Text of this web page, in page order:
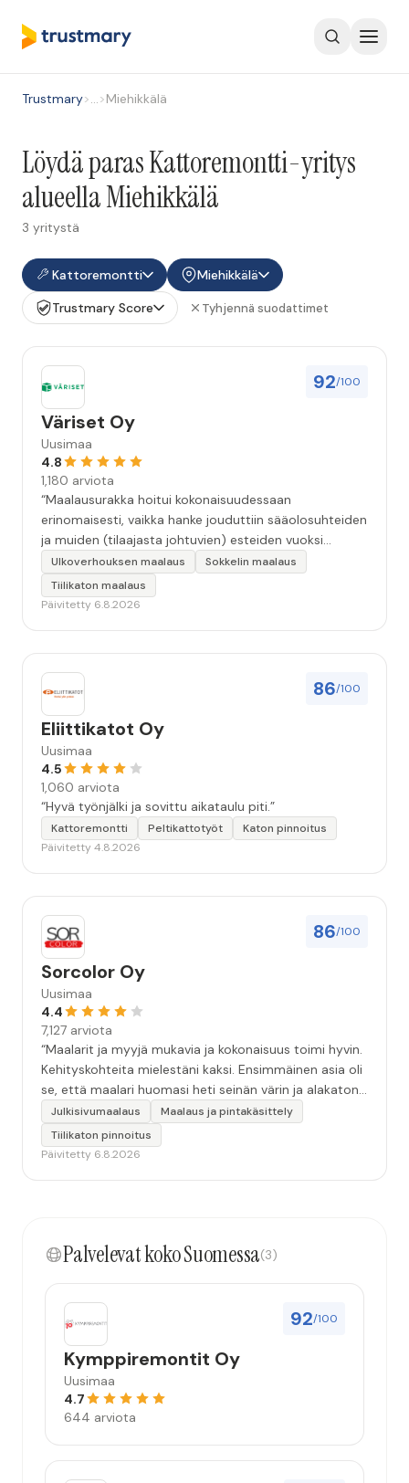
Trustmary>…>Miehikkälä
Löydä paras Kattoremontti-yritys
alueella Miehikkälä
3 yritystä
Kattoremontti
Miehikkälä
Trustmary Score
Tyhjennä suodattimet
92/100
Väriset Oy
Uusimaa
4.8
1,180 arviota
“Maalausurakka hoitui kokonaisuudessaan
erinomaisesti, vaikka hanke jouduttiin sääolosuhteiden
ja muiden (tilaajasta johtuvien) esteiden vuoksi
keskeyttämään n. 3 viikoksi. Maalaistulos on oikein
hyvä, yhteydenpito erinomaista, jälkityöt tehtiin
huolellisesti. Suosittelen. Erityiskiitos itse maalareille:
Ulkoverhouksen maalaus
Sokkelin maalaus
Tiilikaton maalaus
Päivitetty 6.8.2026
86/100
Eliittikatot Oy
Uusimaa
4.5
1,060 arviota
“Hyvä työnjälki ja sovittu aikataulu piti.”
Kattoremontti Peltikattotyöt
Katon pinnoitus
Päivitetty 4.8.2026
86/100
Sorcolor Oy
Uusimaa
4.4
7,127 arviota
“Maalarit ja myyjä mukavia ja kokonaisuus toimi hyvin.
Kehityskohteita mielestäni kaksi. Ensimmäinen asia oli
se, että maalari huomasi heti seinän värin ja alakaton
värin erot mitä en huomannut. Hyvä toki että siinä
kohtaa huomattu mutta toki optimaalisessa
tilanteessa myyjä olisi jo kiinnittänyt tähän huomiota.
mahdollisuus että palveluita käytän”
Julkisivumaalaus
Maalaus ja pintakäsittely
Tiilikaton pinnoitus
Päivitetty 6.8.2026
Palvelevat koko Suomessa(3)
92/100
Kymppiremontit Oy
Uusimaa
4.7
644 arviota